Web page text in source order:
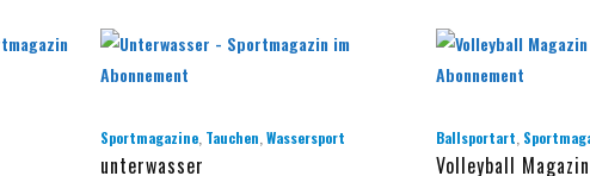
Sportmagazine, Tauchen Wassersport
unterwasser
Ballsportart
Volleyball Magazin